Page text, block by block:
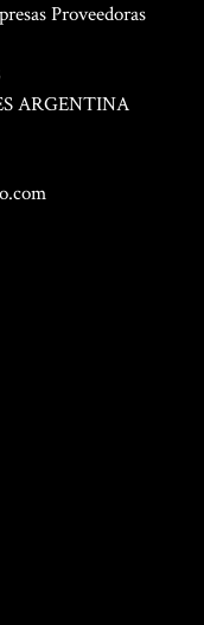
Proveedoras
ARGENTINA